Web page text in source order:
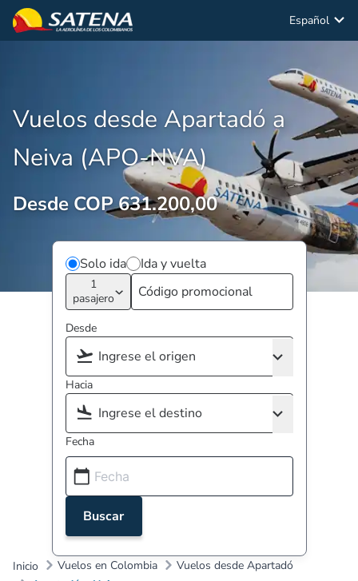
Español
Vuelos desde Apartadó a
Neiva (APO-NVA)
Desde COP 631.200,00
Solo ida Ida y vuelta
1
pasajero
Desde
Hacia
Fecha
Buscar
Inicio Vuelos en Colombia
Vuelos desde Apartadó